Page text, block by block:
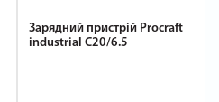
Зарядний пристрій Procraft
industrial C20/6.5